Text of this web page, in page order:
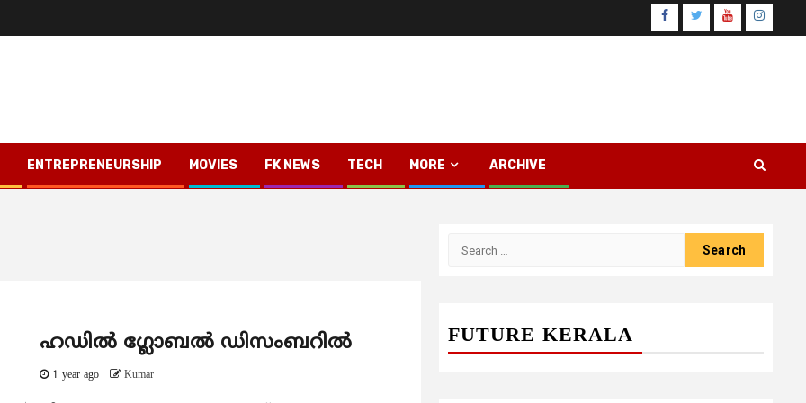
Facebook
TwitterYoutube
ENTREPRENEURSHIP MOVIES FK NEWS TECH MORE ARCHIVE
ഹഡില്‍ ഗ്ലോബല്‍ ഡിസംബറില്‍
1 year ago Kumar
FUTURE KERALA